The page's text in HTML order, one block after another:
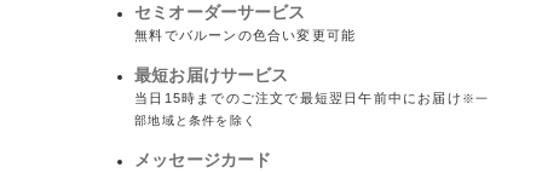
セミオーダーサービス
無料でバルーンの色合い変更可能
最短お届けサービス
当日15時までのご注文で最短翌日午前中にお届け ※一
部地域と条件を除く
メッセージカード